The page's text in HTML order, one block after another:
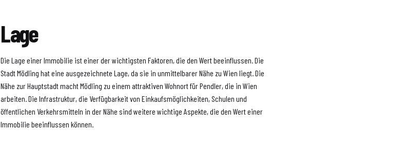
Lage
Die Lage einer Immobilie ist einer der wichtigsten Faktoren, die den Wert beeinflussen. Die
Stadt Mödling hat eine ausgezeichnete Lage, da sie in unmittelbarer Nähe zu Wien liegt. Die
Nähe zur Hauptstadt macht Mödling zu einem attraktiven Wohnort für Pendler, die in Wien
arbeiten. Die Infrastruktur, die Verfügbarkeit von Einkaufsmöglichkeiten, Schulen und
öffentlichen Verkehrsmitteln in der Nähe sind weitere wichtige Aspekte, die den Wert einer
Immobilie beeinflussen können.